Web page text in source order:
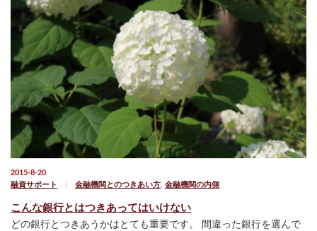
2015-8-20
融資サポート
金融機関とのつきあい方, 金融機関の内側
こんな銀行とはつきあってはいけない
どの銀行とつきあうかはとても重要です。 間違った銀行を選んで